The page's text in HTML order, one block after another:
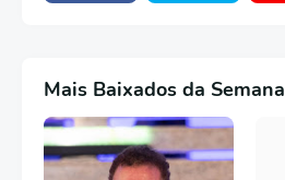
Mais Baixados da Semana